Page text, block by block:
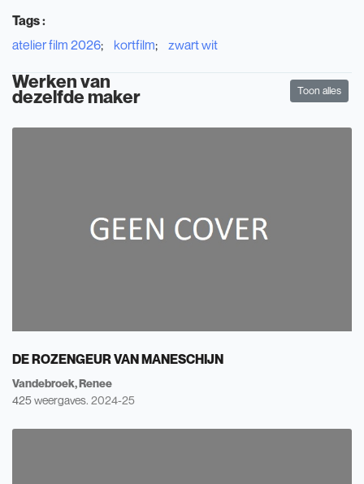
Tags:
atelier film 2026
kortfilm zwart wit
Werken van
dezelfde maker Toon alles
DE ROZENGEUR VAN MANESCHIJN
Vandebroek, Renee
425 weergaves. 2024-25